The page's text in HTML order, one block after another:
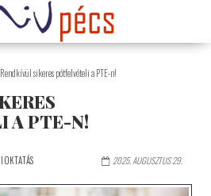
Rendkívül sikeres pótfelvételi a PTE-n!
A PTE-N!
OKTATÁS 2025. AUGUSZTUS 29.